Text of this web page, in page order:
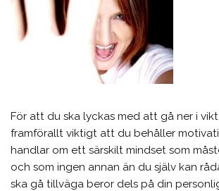
För att du ska lyckas med att gå ner i
framförallt viktigt att du behåller
handlar om ett särskilt mindset som
och som ingen annan än du själv kan
ska gå tillväga beror dels på din